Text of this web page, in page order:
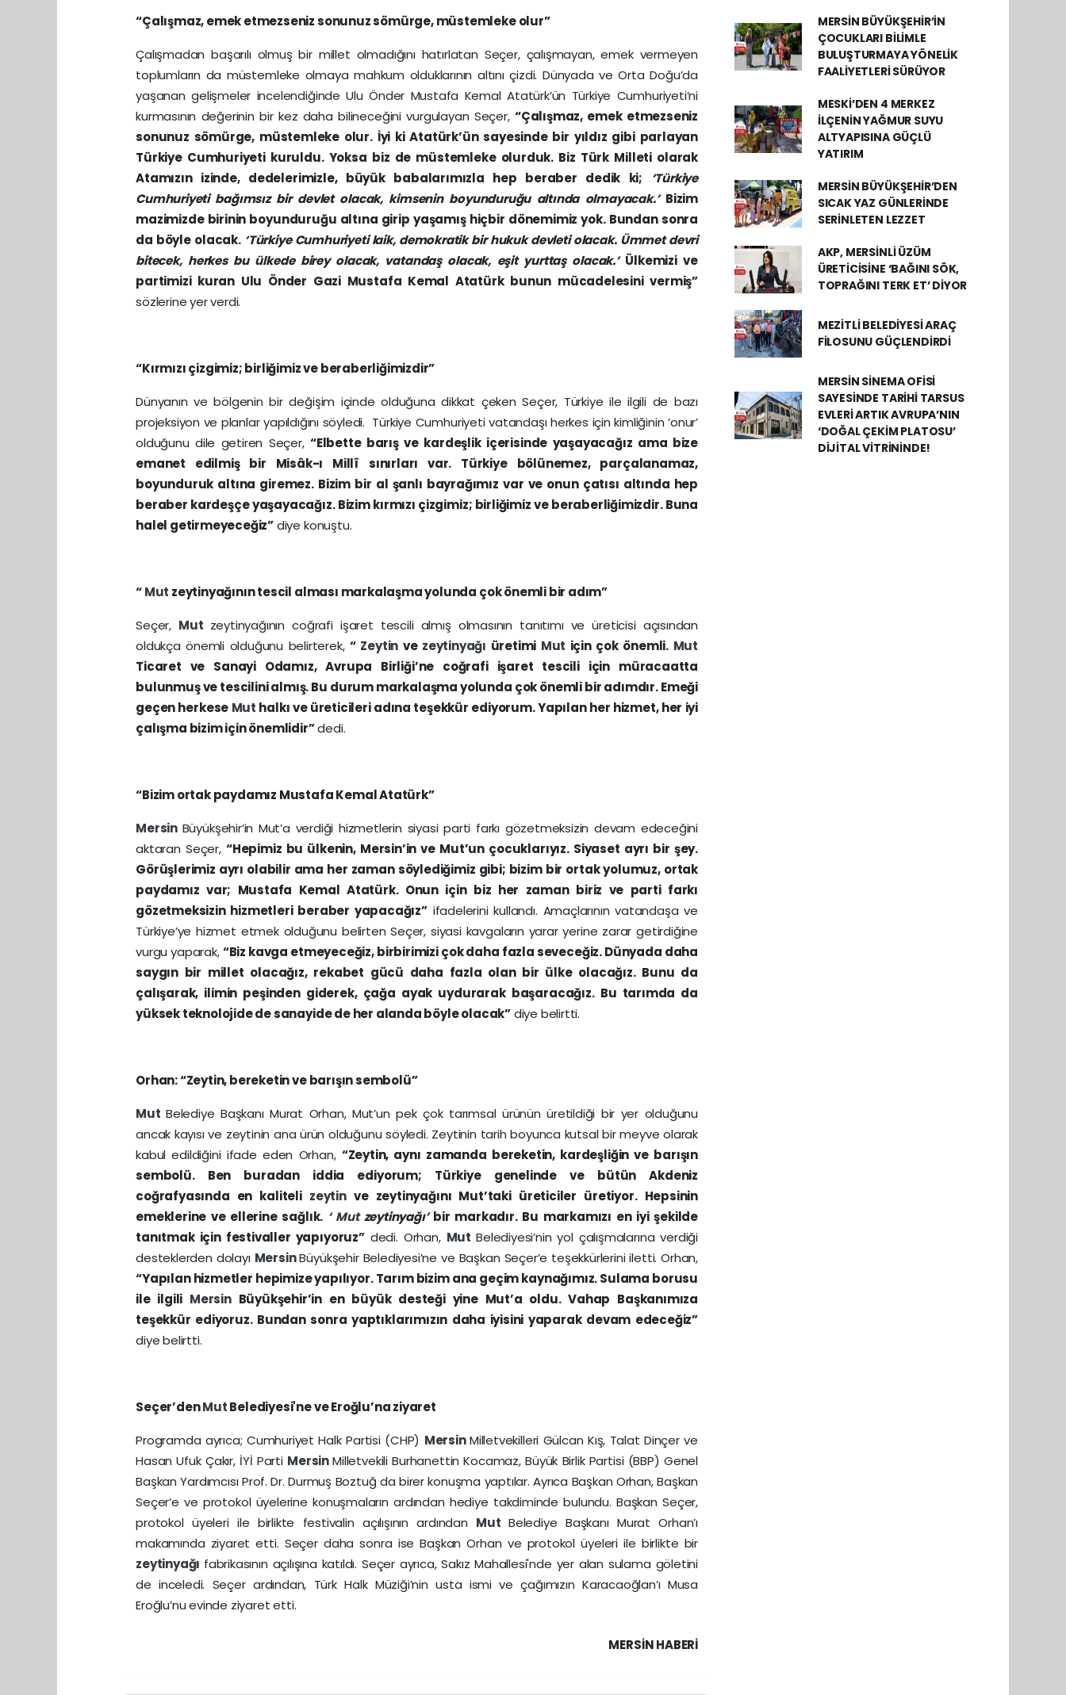
“Çalışmaz, emek etmezseniz sonunuz sömürge, müstemleke olur”
Çalışmadan başarılı olmuş bir millet olmadığını hatırlatan Seçer, çalışmayan, emek vermeyen
toplumların da müstemleke olmaya mahkum olduklarının altını çizdi. Dünyada ve Orta Doğu’da
yaşanan gelişmeler incelendiğinde Ulu Önder Mustafa Kemal Atatürk’ün Türkiye Cumhuriyeti’ni
kurmasının değerinin bir kez daha bilineceğini vurgulayan Seçer, “Çalışmaz, emek etmezseniz
sonunuz sömürge, müstemleke olur. İyi ki Atatürk’ün sayesinde bir yıldız gibi parlayan
Türkiye Cumhuriyeti kuruldu. Yoksa biz de müstemleke olurduk. Biz Türk Milleti olarak
Atamızın izinde, dedelerimizle, büyük babalarımızla hep beraber dedik ki;
‘Türkiye
Cumhuriyeti bağımsız bir devlet olacak, kimsenin boyunduruğu altında olmayacak.’Bizim
mazimizde birinin boyunduruğu altına girip yaşamış hiçbir dönemimiz yok. Bundan sonra
da böyle olacak. ‘Türkiye Cumhuriyeti laik, demokratik bir hukuk devleti olacak. Ümmet devri
bitecek, herkes bu ülkede birey olacak, vatandaş olacak, eşit yurttaş olacak.’ Ülkemizi ve
partimizi kuran Ulu Önder Gazi Mustafa Kemal Atatürk bunun mücadelesini vermiş”
sözlerine yer verdi.
“Kırmızı çizgimiz; birliğimiz ve beraberliğimizdir”
Dünyanın ve bölgenin bir değişim içinde olduğuna dikkat çeken Seçer, Türkiye ile ilgili de bazı
projeksiyon ve planlar yapıldığını söyledi. Türkiye Cumhuriyeti vatandaşı herkes için kimliğinin ‘onur’
olduğunu dile getiren Seçer, “Elbette barış ve kardeşlik içerisinde yaşayacağız ama bize
emanet edilmiş bir Misâk-ı Millî sınırları var. Türkiye bölünemez, parçalanamaz,
boyunduruk altına giremez. Bizim bir al şanlı bayrağımız var ve onun çatısı altında hep
beraber kardeşçe yaşayacağız. Bizim kırmızı çizgimiz; birliğimiz ve beraberliğimizdir. Buna
halel getirmeyeceğiz”diye konuştu.
“Mut zeytinyağının tescil alması markalaşma yolunda çok önemli bir adım”
Seçer, Mut zeytinyağının coğrafi işaret tescili almış olmasının tanıtımı ve üreticisi açısından
oldukça önemli olduğunu belirterek,“ Zeytin ve zeytinyağı üretimi Mut için çok önemli. Mut
Ticaret ve Sanayi Odamız, Avrupa Birliği’ne coğrafi işaret tescili için müracaatta
bulunmuş ve tescilini almış. Bu durum markalaşma yolunda çok önemli bir adımdır. Emeği
geçen herkese Mut halkı ve üreticileri adına teşekkür ediyorum. Yapılan her hizmet, her iyi
çalışma bizim için önemlidir”dedi.
“Bizim ortak paydamız Mustafa Kemal Atatürk”
Mersin Büyükşehir’in Mut’a verdiği hizmetlerin siyasi parti farkı gözetmeksizin devam edeceğini
aktaran Seçer, “Hepimiz bu ülkenin, Mersin’in ve Mut’un çocuklarıyız. Siyaset ayrı bir şey.
Görüşlerimiz ayrı olabilir ama her zaman söylediğimiz gibi; bizim bir ortak yolumuz, ortak
paydamız var; Mustafa Kemal Atatürk. Onun için biz her zaman biriz ve parti farkı
gözetmeksizin hizmetleri beraber yapacağız”ifadelerini kullandı. Amaçlarının vatandaşa ve
Türkiye’ye hizmet etmek olduğunu belirten Seçer, siyasi kavgaların yarar yerine zarar getirdiğine
vurgu yaparak,“Biz kavga etmeyeceğiz, birbirimizi çok daha fazla seveceğiz. Dünyada daha
saygın bir millet olacağız, rekabet gücü daha fazla olan bir ülke olacağız. Bunu da
çalışarak, ilimin peşinden giderek, çağa ayak uydurarak başaracağız. Bu tarımda da
yüksek teknolojide de sanayide de her alanda böyle olacak”diye belirtti.
Orhan: “Zeytin, bereketin ve barışın sembolü”
Mut Belediye Başkanı Murat Orhan, Mut’un pek çok tarımsal ürünün üretildiği bir yer olduğunu
ancak kayısı ve zeytinin ana ürün olduğunu söyledi. Zeytinin tarih boyunca kutsal bir meyve olarak
kabul edildiğini ifade eden Orhan, “Zeytin, aynı zamanda bereketin, kardeşliğin ve barışın
sembolü. Ben buradan iddia ediyorum; Türkiye genelinde ve bütün Akdeniz
coğrafyasında en kaliteli zeytin ve zeytinyağını Mut’taki üreticiler üretiyor. Hepsinin
emeklerine ve ellerine sağlık. ‘Mutzeytinyağı’bir markadır. Bu markamızı en iyi şekilde
tanıtmak için festivaller yapıyoruz”dedi. Orhan, MutBelediyesi’nin yol çalışmalarına verdiği
desteklerden dolayı MersinBüyükşehir Belediyesi’ne ve Başkan Seçer’e teşekkürlerini iletti. Orhan,
“Yapılan hizmetler hepimize yapılıyor. Tarım bizim ana geçim kaynağımız. Sulama borusu
ile ilgili Mersin Büyükşehir’in en büyük desteği yine Mut’a oldu. Vahap Başkanımıza
teşekkür ediyoruz. Bundan sonra yaptıklarımızın daha iyisini yaparak devam edeceğiz”
diye belirtti.
Seçer’denMutBelediyesi'ne ve Eroğlu’na ziyaret
Programda ayrıca; Cumhuriyet Halk Partisi (CHP) MersinMilletvekilleri Gülcan Kış, Talat Dinçer ve
Hasan Ufuk Çakır, İYİ Parti MersinMilletvekili Burhanettin Kocamaz, Büyük Birlik Partisi (BBP) Genel
Başkan Yardımcısı Prof. Dr. Durmuş Boztuğ da birer konuşma yaptılar. Ayrıca Başkan Orhan, Başkan
Seçer’e ve protokol üyelerine konuşmaların ardından hediye takdiminde bulundu. Başkan Seçer,
protokol üyeleri ile birlikte festivalin açılışının ardından MutBelediye Başkanı Murat Orhan’ı
makamında ziyaret etti. Seçer daha sonra ise Başkan Orhan ve protokol üyeleri ile birlikte bir
zeytinyağı fabrikasının açılışına katıldı. Seçer ayrıca, Sakız Mahallesi'nde yer alan sulama göletini
de inceledi. Seçer ardından, Türk Halk Müziği’nin usta ismi ve çağımızın Karacaoğlan’ı Musa
Eroğlu’nu evinde ziyaret etti.
MERSIN HABERİ
MERSİN BÜYÜKŞEHİR’İN
ÇOCUKLARI BİLİMLE
BULUŞTURMAYA YÖNELİK
FAALİYETLERİ SÜRÜYOR
MESKİ’DEN 4 MERKEZ
İLÇENİN YAĞMUR SUYU
ALTYAPISINA GÜÇLÜ
YATIRIM
MERSİN BÜYÜKŞEHİR’DEN
SICAK YAZ GÜNLERİNDE
SERİNLETEN LEZZET
AKP, MERSİNLİ ÜZÜM
ÜRETİCİSİNE ‘BAĞINI SÖK,
TOPRAĞINI TERK ET’ DİYOR
MEZİTLİ BELEDİYESİ ARAÇ
FİLOSUNU GÜÇLENDİRDİ
MERSİN SİNEMA OFİSİ
SAYESİNDE TARİHİ TARSUS
EVLERİ ARTIK AVRUPA’NIN
‘DOĞAL ÇEKİM PLATOSU’
DİJİTAL VİTRİNİNDE!